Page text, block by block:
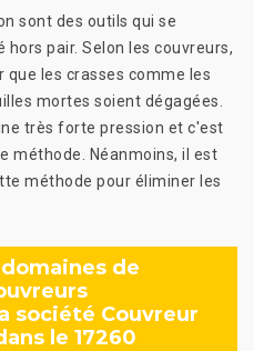
sont des outils qui se
pair. Selon les couvreurs,
les crasses comme les
mortes soient dégagées.
très forte pression et c'est
méthode. Néanmoins, il est
méthode pour éliminer les
de
société Couvreur
le 17260